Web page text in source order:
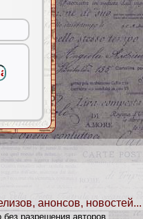
анонсов, новостей...
разрешения авторов.